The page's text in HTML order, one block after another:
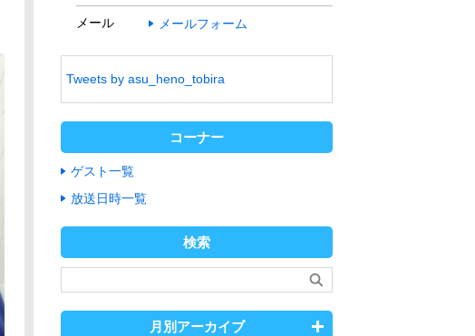
メール メールフォーム
Tweets by asu_heno_tobira
コーナー
ゲスト一覧
放送日時一覧
検索
月別アーカイブ